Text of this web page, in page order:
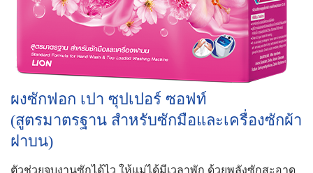
ผงซักฟอก เปา ซุปเปอร์ ซอฟท์
(สูตรมาตรฐาน สำหรับซักมือและเครื่องซักผ้า
ฝาบน)
ตัวช่วยจบงานซักได้ไว ให้แม่ได้มีเวลาพัก ด้วยพลังซักสะอาด